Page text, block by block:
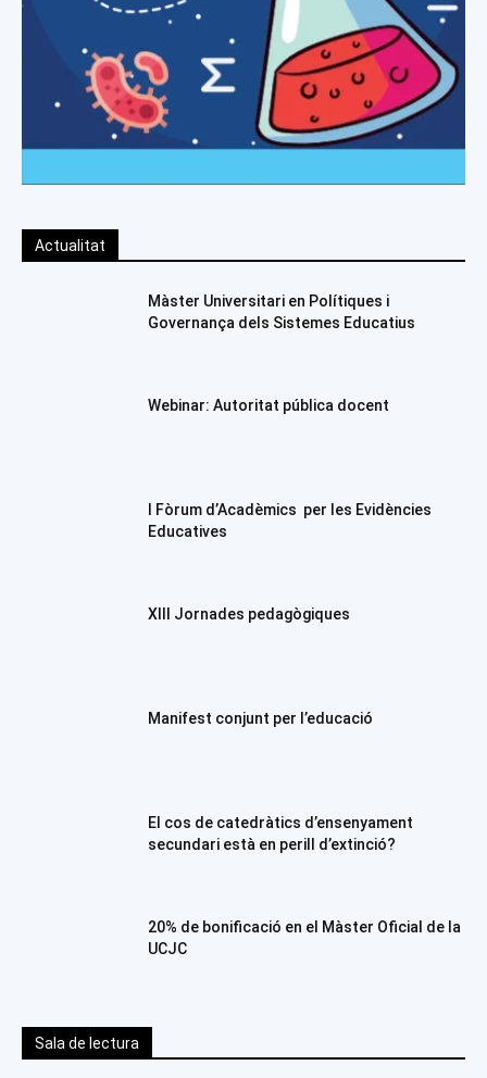
Actualitat
Màster Universitari en Polítiques i
Governança dels Sistemes Educatius
Webinar: Autoritat pública docent
I Fòrum d’Acadèmics per les Evidències
Educatives
XIII Jornades pedagògiques
Manifest conjunt per l’educació
El cos de catedràtics d’ensenyament
secundari està en perill d’extinció?
20% de bonificació en el Màster Oficial de la
UCJC
Sala de lectura